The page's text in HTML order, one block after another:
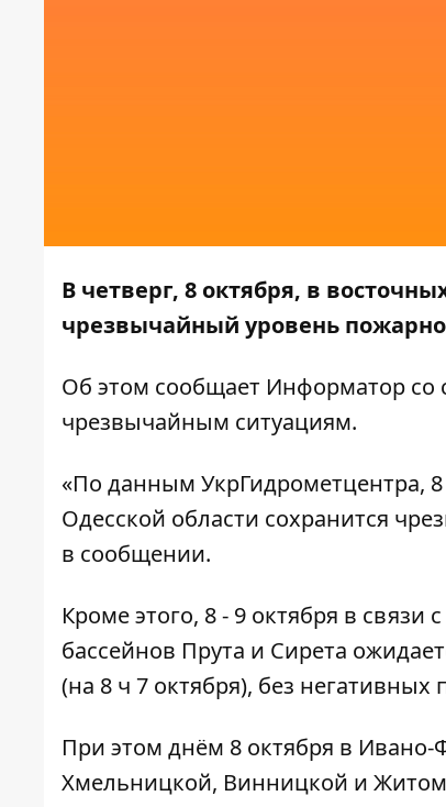
В четверг, 8 октября, в
чрезвычайный уровень
Об этом сообщает Информатор со
чрезвычайным ситуациям.
«По данным УкрГидрометцентра,
Одесской области сохранится
в сообщении.
Кроме этого, 8 - 9 октября в
бассейнов Прута и Сирета
(на 8 ч 7 октября), без негативных
При этом днём 8 октября в
Хмельницкой, Винницкой и